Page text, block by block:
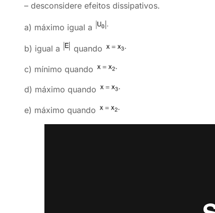
– desconsidere efeitos dissipativos.
a) máximo igual a
b) igual a quando
c) mínimo quando
d) máximo quando
e) máximo quando